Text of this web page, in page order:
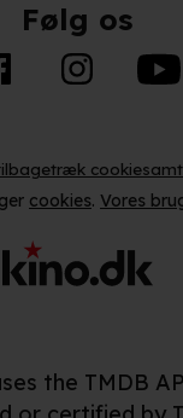
Følg os
cookies. Vores
the TMDB